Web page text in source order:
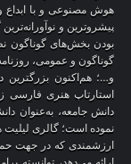
هوش مصنوعی و با ابداع
پیشروترین و
بودن بخش‌های گوناگون
گوناگون و عمومی،
و…؛ هم‌اکنون بزرگترین
استارتاپ هنری فارسی
دانش جامعه، به‌عنوان
نموده است؛ گالری لیلیت
ارزشمندی که در جهت